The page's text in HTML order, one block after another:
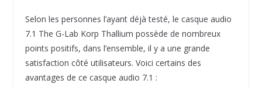
Selon les personnes l’ayant déjà testé, le casque audio
7.1 The G-Lab Korp Thallium possède de nombreux
points positifs, dans l’ensemble, il y a une grande
satisfaction côté utilisateurs. Voici certains des
avantages de ce casque audio 7.1 :